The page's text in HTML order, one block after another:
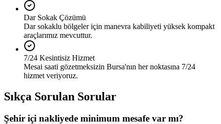
Dar Sokak Çözümü
Dar sokaklu bölgeler için manevra kabiliyeti yüksek kompakt
araçlarımız mevcuttur.
7/24 Kesintisiz Hizmet
Mesai saati gözetmeksizin Bursa'nın her noktasına 7/24
hizmet veriyoruz.
Sıkça Sorulan Sorular
Şehir içi nakliyede minimum mesafe var mı?